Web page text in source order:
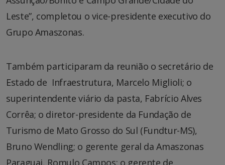
Leste”, completou o vice-presidente executivo do
Grupo Amaszonas.
Também participaram da reunião o secretário de
Estado de Infraestrutura, Marcelo Miglioli; o
superintendente viário da pasta, Fabrício Alves
Corrêa; o diretor-presidente da Fundação de
Turismo de Mato Grosso do Sul (Fundtur-MS),
Bruno Wendling; o gerente geral da Amaszonas
Paraguai, Romulo Campos; o gerente de